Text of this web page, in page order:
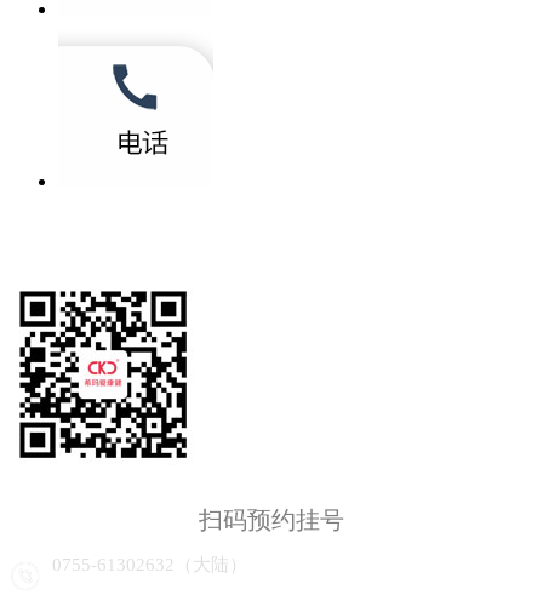
扫码预约挂号
0755-61302632（大陆）